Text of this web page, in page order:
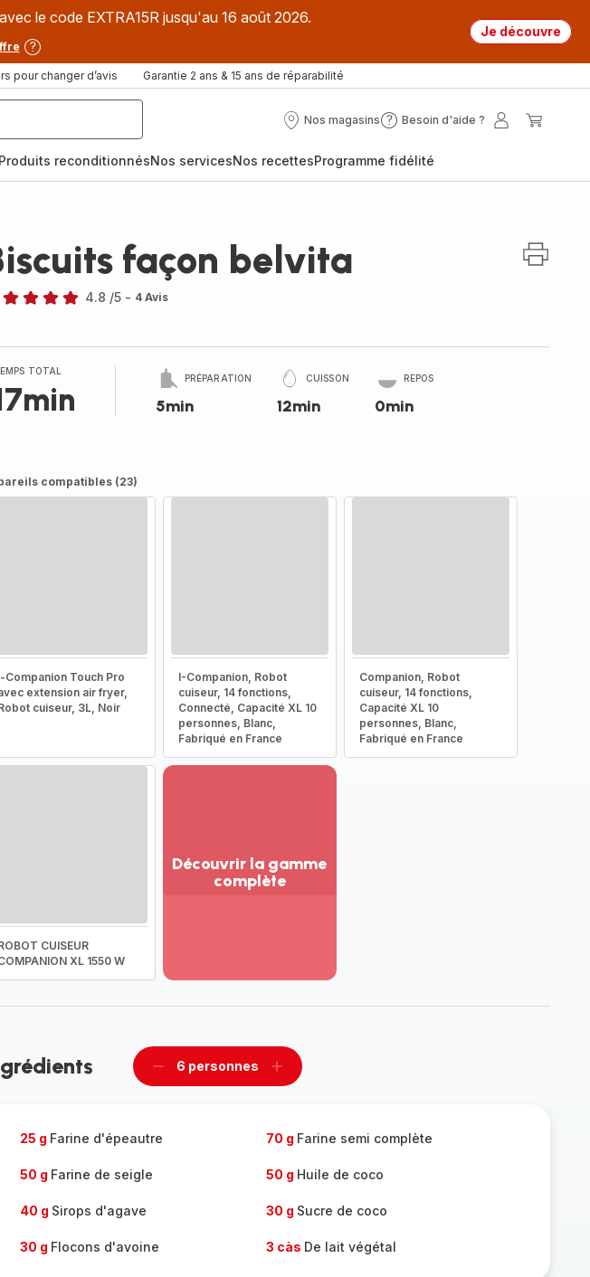
le code EXTRA15R jusqu'au 16 août 2026.
Je découvre
pour changer d’avis Garantie 2 ans & 15 ans de réparabilité
Nos magasins
Nos
Besoin d'aide ?
Besoin
?
Mon
Produits reconditionnésNos servicesNos recettesProgramme fidélité
façon belvita
4.8 /5 - 4 Avis
TOTAL
PRÉPARATION
5min
CUISSON
12min
REPOS
0min
compatibles (23)
Companion Touch Pro
extension air fryer,
cuiseur, 3L, Noir
I-Companion, Robot
cuiseur, 14 fonctions,
Connecté, Capacité XL 10
personnes, Blanc,
Fabriqué en France
Companion, Robot
cuiseur, 14 fonctions,
Capacité XL 10
personnes, Blanc,
Fabriqué en France
CUISEUR
XL 1550 W
Découvrir la gamme
complète
complète
Supprimer
6 personnes
Ajouter
25 g Farine d'épeautre 70 g Farine semi complète
50 g Farine de seigle 50 g Huile de coco
40 g Sirops d'agave 30 g Sucre de coco
30 g Flocons d'avoine 3 càs De lait végétal